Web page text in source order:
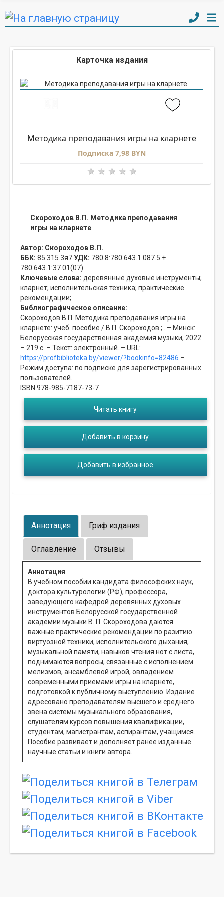
Карточка издания
Методика преподавания игры на кларнете
Подписка 7,98 BYN
Скороходов В.П. Методика преподавания
игры на кларнете
Автор: Скороходов В.П.
ББК: 85.315.3я7УДК: 780.8:780.643.1.087.5 +
780.643.1:37.01(07)
Ключевые слова: деревянные духовые инструменты;
кларнет; исполнительская техника; практические
рекомендации;
Библиографическое описание:
Скороходов В.П. Методика преподавания игры на
кларнете: учеб. пособие / В.П. Скороходов ; . – Минск:
Белорусская государственная академия музыки, 2022.
– 219 с. – Текст: электронный. – URL:
https://profbiblioteka.by/viewer/?bookinfo=82486 –
Режим доступа: по подписке для зарегистрированных
пользователей.
ISBN 978-985-7187-73-7
Читать книгу
Добавить в корзину
Добавить в избранное
Аннотация Гриф издания
Оглавление Отзывы
Аннотация
В учебном пособии кандидата философских наук,
доктора культурологии (РФ), профессора,
заведующего кафедрой деревянных духовых
инструментов Белорусской государственной
академии музыки В. П. Скороходова даются
важные практические рекомендации по разитию
виртуозной техники, исполнительского дыхания,
музыкальной памяти, навыков чтения нот с листа,
поднимаются вопросы, связанные с исполнением
мелизмов, ансамблевой игрой, овладением
современными приемами игры на кларнете,
подготовкой к публичному выступлению. Издание
адресовано преподавателям высшего и среднего
звена системы музыкального образования,
слушателям курсов повышения квалификации,
студентам, магистрантам, аспирантам, учащимся.
Пособие развивает и дополняет ранее изданные
научные статьи и книги автора.